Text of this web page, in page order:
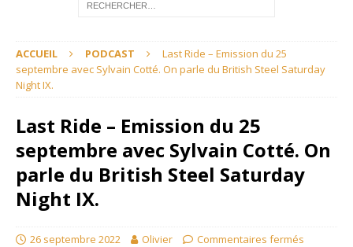
ACCUEIL PODCAST
Last Ride – Emission du 25
septembre avec Sylvain Cotté. On parle du British Steel Saturday
Night IX.
Last Ride – Emission du 25
septembre avec Sylvain Cotté. On
parle du British Steel Saturday
Night IX.
26 septembre 2022 Olivier Commentaires fermés